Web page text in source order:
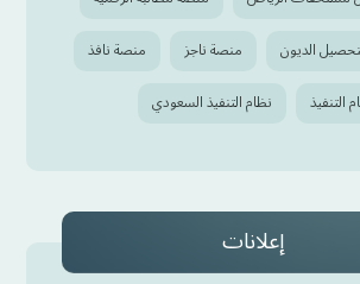
الديون
منصة ناجز
منصة نافذ
التنفيذ
نظام التنفيذ السعودي
إعلانات